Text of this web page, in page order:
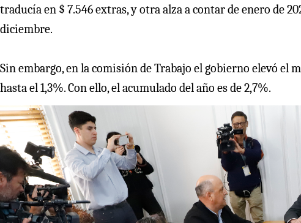
traducía en $ 7.546 extras, y otra alza a contar de enero de
diciembre.
Sin embargo, en la comisión de Trabajo el gobierno elevó el
hasta el 1,3%. Con ello, el acumulado del año es de 2,7%.